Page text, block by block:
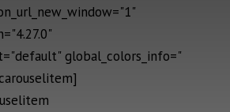
global_colors_info="